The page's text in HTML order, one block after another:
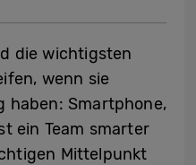
die wichtigsten
wenn sie
haben: Smartphone,
ein Team smarter
Mittelpunkt